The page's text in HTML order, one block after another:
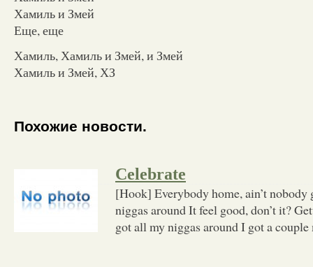
Хамиль и Змей
Еще, еще
Хамиль, Хамиль и Змей, и Змей
Хамиль и Змей, ХЗ
Похожие новости.
Celebrate
[Hook] Everybody home, ain’t
niggas around It feel good, don’t it?
got all my niggas around I got a